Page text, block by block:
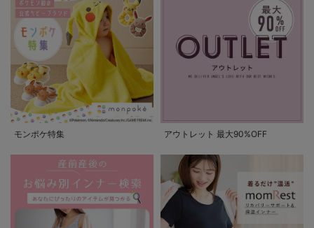
モンポケ特集 アウトレット 最大90%OFF